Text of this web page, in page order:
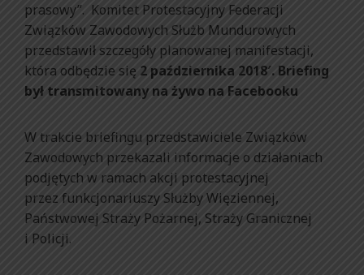
prasowy”. Komitet Protestacyjny Federacji
Związków Zawodowych Służb Mundurowych
przedstawił szczegóły planowanej manifestacji,
która odbędzie się 2 października 2018′. Briefing
był transmitowany na żywo na Facebooku
W trakcie briefingu przedstawiciele Związków
Zawodowych przekazali informacje o działaniach
podjętych w ramach akcji protestacyjnej
przez funkcjonariuszy Służby Więziennej,
Państwowej Straży Pożarnej, Straży Granicznej
i Policji.